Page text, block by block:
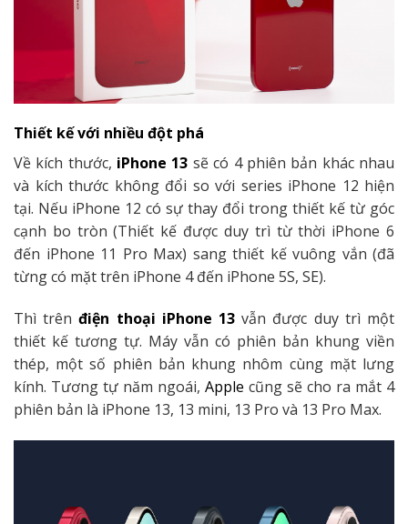
Thiết kế với nhiều đột phá
Về kích thước, iPhone 13 sẽ có 4 phiên bản khác nhau
và kích thước không đổi so với series iPhone 12 hiện
tại. Nếu iPhone 12 có sự thay đổi trong thiết kế từ góc
cạnh bo tròn (Thiết kế được duy trì từ thời iPhone 6
đến iPhone 11 Pro Max) sang thiết kế vuông vắn (đã
từng có mặt trên iPhone 4 đến iPhone 5S, SE).
Thì trênđiện thoại iPhone 13 vẫn được duy trì một
thiết kế tương tự. Máy vẫn có phiên bản khung viền
thép, một số phiên bản khung nhôm cùng mặt lưng
kính. Tương tự năm ngoái, Apple cũng sẽ cho ra mắt 4
phiên bản là iPhone 13, 13 mini, 13 Pro và 13 Pro Max.